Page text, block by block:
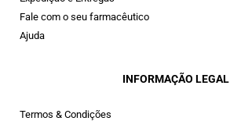
Fale com o seu farmacêutico
Ajuda
INFORMAÇÃO LEGAL
Termos & Condições